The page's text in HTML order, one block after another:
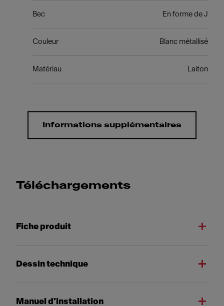
Bec En forme de J
Couleur Blanc métallisé
Matériau Laiton
Informations supplémentaires
Téléchargements
Fiche produit
Dessin technique
Manuel d'installation